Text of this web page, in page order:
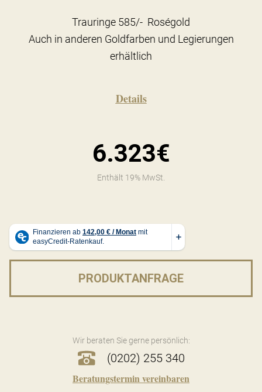
Trauringe 585/- Roségold
Auch in anderen Goldfarben und Legierungen
erhältlich
Details
6.323€
Enthält 19% MwSt.
PRODUKTANFRAGE
Wir beraten Sie gerne persönlich:
(0202) 255 340
Beratungstermin vereinbaren